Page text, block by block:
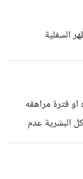
لا يملكون الا
) (اعمل غني
زلنا حتى يومنا
متواضع جدا
السفلية
فترة مراهقه
البشرية عدم
في عقولهم
ركيكة وغير